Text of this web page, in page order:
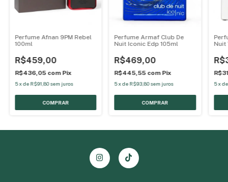
Perfume Afnan 9PM Rebel
100ml
R$459,00
R$436,05 com Pix
5xdeR$91,80 sem juros
Perfume Armaf Club De
Nuit Iconic Edp 105ml
R$469,00
R$445,55 com Pix
5xdeR$93,80 sem juros
Nuit
5x